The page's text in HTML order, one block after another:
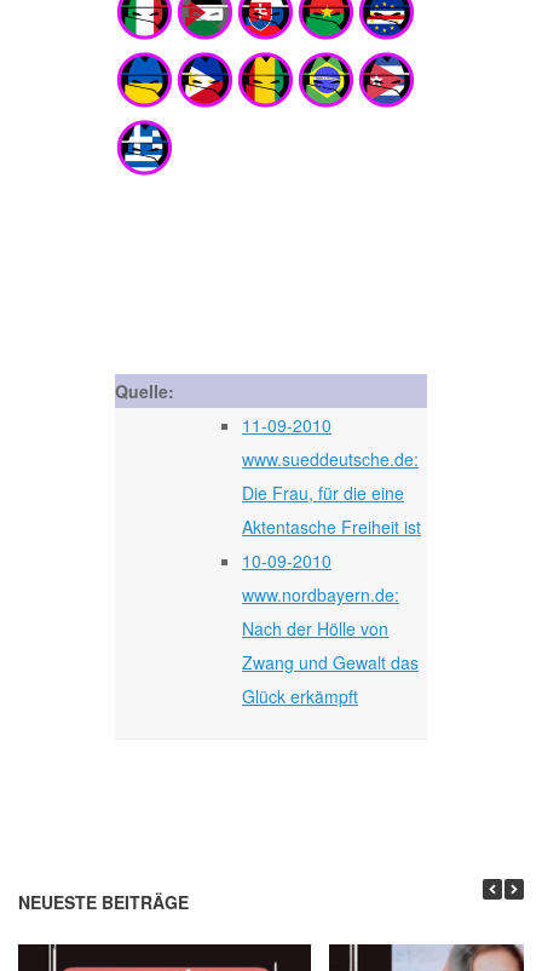
Quelle:
11-09-2010
www.sueddeutsche.de:
Die Frau, für die eine
Aktentasche Freiheit ist
10-09-2010
www.nordbayern.de:
Nach der Hölle von
Zwang und Gewalt das
Glück erkämpft
NEUESTE BEITRÄGE